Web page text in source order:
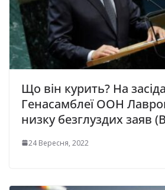
Що він курить? На
Генасамблеї ООН
низку безглуздих заяв
24 Вересня, 2022